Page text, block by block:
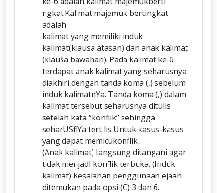
ngkat.Kalimat majemuk bertingkat
adalah
kalimat yang memiliki induk
kalimat(kiausa atasan) dan anak kalimat
(klauša bawahan). Pada kalimat ke-6
terdapat anak kalimat yang seharusnya
diakhiri dengan tanda koma (,) sebelum
induk kalimatnYa. Tanda koma (,) dalam
kalimat tersebut seharusnya ditulis
setelah kata “konflik” sehingga
seharUSflYa tert lis Untuk kasus-kasus
yang dapat memicukonflik .
(Anak kalimat) Iangsung ditangani agar
tidak menjadI konflik terbuka. (Induk
kalimat) Kesalahan penggunaan ejaan
ditemukan pada opsi (C) 3 dan 6.